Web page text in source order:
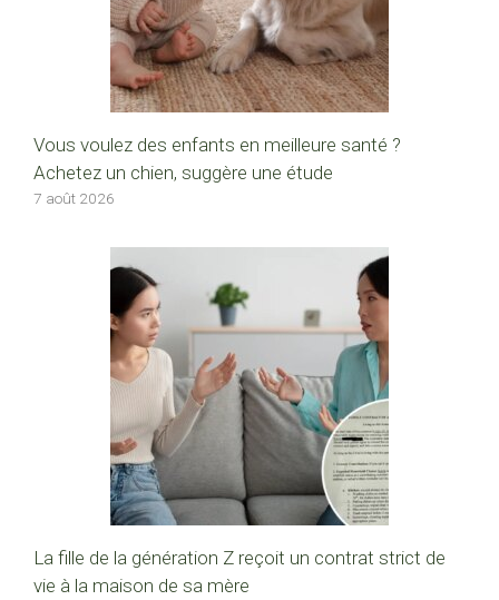
Vous voulez des enfants en meilleure santé ?
Achetez un chien, suggère une étude
7 août 2026
La fille de la génération Z reçoit un contrat strict de
vie à la maison de sa mère